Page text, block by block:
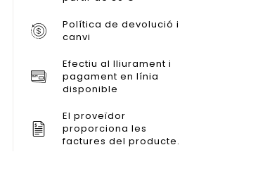
Política de devolució i
canvi
Efectiu al lliurament i
pagament en línia
disponible
El proveïdor
proporciona les
factures del producte.